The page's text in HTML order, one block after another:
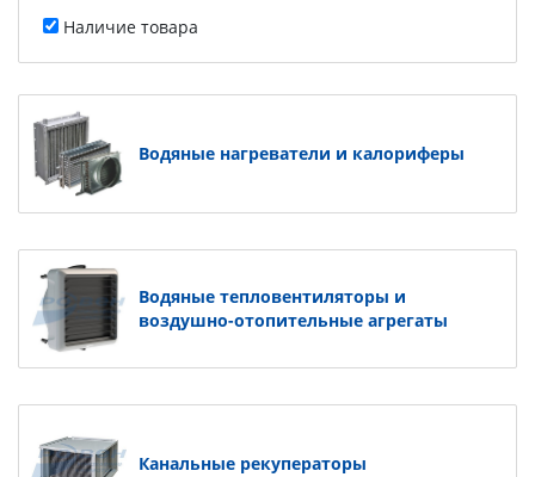
Наличие товара
Водяные нагреватели и калориферы
Водяные тепловентиляторы и
воздушно-отопительные агрегаты
Канальные рекуператоры